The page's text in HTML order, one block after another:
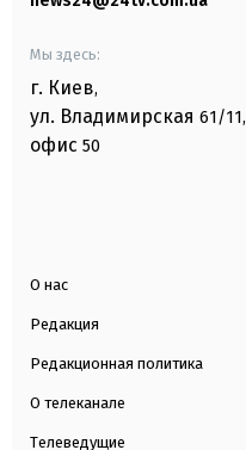
Мы здесь:
г. Киев,
ул. Владимирская 61/11,
офис 50
О нас
Редакция
Редакционная политика
О телеканале
Телеведущие